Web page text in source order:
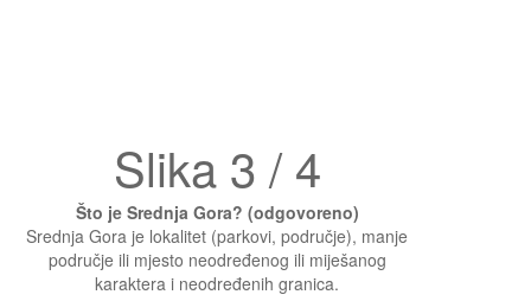
Slika 3 / 4
Što je Srednja Gora? (odgovoreno)
Srednja Gora je lokalitet (parkovi, područje), manje
područje ili mjesto neodređenog ili miješanog
karaktera i neodređenih granica.